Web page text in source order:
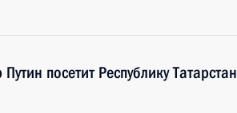
посетит Республику Татарстан